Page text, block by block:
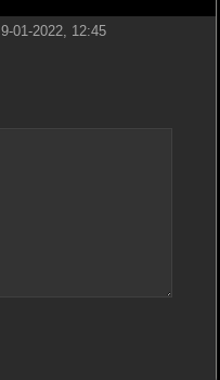
9-01-2022, 12:45